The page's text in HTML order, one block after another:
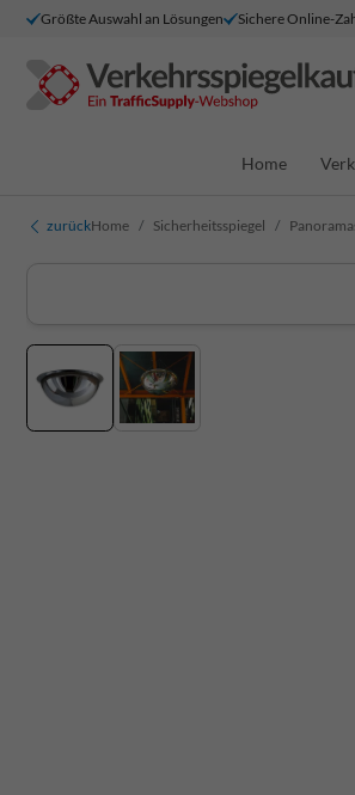
Größte Auswahl an Lösungen Sichere Online-
Home
zurückHome Sicherheitsspiegel